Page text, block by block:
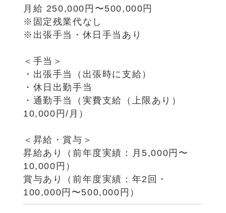
月給 250,000円〜500,000円
※固定残業代なし
※出張手当・休日手当あり
＜手当＞
・出張手当（出張時に支給）
・休日出勤手当
・通勤手当（実費支給（上限あり）
10,000円/月）
＜昇給・賞与＞
昇給あり（前年度実績：月5,000円〜
10,000円）
賞与あり（前年度実績：年2回・
100,000円〜500,000円）